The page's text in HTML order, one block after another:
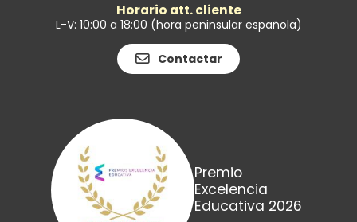
Horario att. cliente
L-V: 10:00 a 18:00 (hora peninsular española)
Contactar
Premio
Excelencia
Educativa 2026